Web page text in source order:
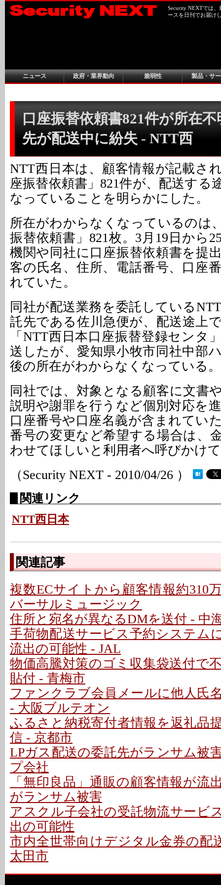
Security NEXTでは
ースを日刊でお届け
ニュース 政府・業界動向 脆弱性 製品・サ
口座振替依頼書821件が所在
先が配送中に紛失 - NTT西
NTT西日本は、顧客情報が記載さ
座振替依頼書」821件が、配送する
なっていることを明らかにした。
所在がわからなくなっているのは
振替依頼書」821枚。3月19日から
機関や同社に口座振替依頼書を提
客の氏名、住所、電話番号、口座
れていた。
同社が配送業務を委託している
託先である佐川急便が、配送途上
「NTT西日本口座振替登録センタ
送したが、愛知県小牧市同社中部
後の所在がわからなくなっている。
同社では、対象となる顧客に文書
説明や謝罪を行うなど個別対応を
口座番号や口座名義が含まれてい
番号の変更など希望する場合は、
わせてほしいと利用者へ呼びかけ
（Security NEXT - 2010/04/26 ）
関連リンク
NTT西日本
関連記事
複数ECサイトから顧客情報約310
バーサルミュージック
住所と宛名が異なるDMを送付 - 中
手荷物配送サービス予約システム
流出の可能性 - JAL
物価高騰対策のゴミ収集袋送付で
貼付 - 青梅市
ファンクラブ会員メールに他人氏
- 大阪ブルテオン
ふるさと納税寄付者情報を返礼品
信 - 京都市
LPガス配送の委託先がランサム被
プ会社
「無印良品」通販の顧客情報が流
がランサム被害
アスクル子会社の受託物流サービ
出の可能性
市内全世帯向けデジタル金券の配
太田市